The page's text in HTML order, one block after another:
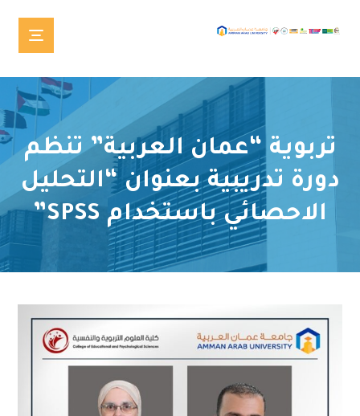
تربوية “عمان العربية” تنظم
دورة تدريبية بعنوان “التحليل
الاحصائي باستخدام SPSS”